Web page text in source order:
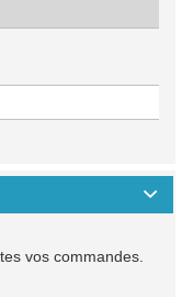
vos commandes.